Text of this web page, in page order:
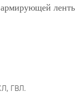
армирующей
ГВЛ.